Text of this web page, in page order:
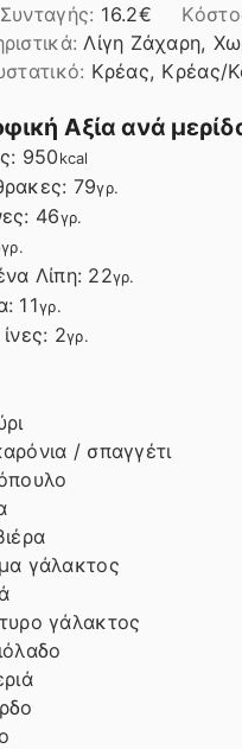
16.2€
Λίγη Ζάχαρη,
Κρέας, Κρέας/
Αξία ανά
950kcal
79γρ.
46γρ.
γρ.
Λίπη: 22γρ.
11γρ.
2γρ.
/ σπαγγέτι
γάλακτος
γάλακτος